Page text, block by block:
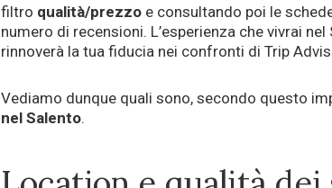
filtro qualità/prezzo e consultando poi le
numero di recensioni. L’esperienza che vivrai
rinnoverà la tua fiducia nei confronti di Trip
Vediamo dunque quali sono, secondo questo
nel Salento.